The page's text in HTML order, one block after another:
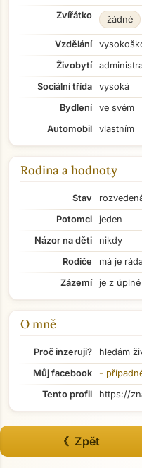
Zvířátko
žádné
Vzdělání
Živobytí
Sociální třída
vysoká
Bydlení
ve svém
Automobil
vlastním
Rodina a hodnoty
Stav
Potomci
jeden
Názor na děti
nikdy
Rodiče
má je
Zázemí
je z
O mně
Proč inzeruji?
hledám
Můj facebook
-
Tento profil
https://
《 Zpět